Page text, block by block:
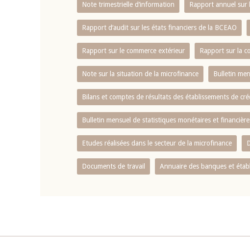
Note trimestrielle d‘information Rapport annuel sur
Rapport d‘audit sur les états financiers de la BCEAO
Rapport sur le commerce extérieur Rapport sur la
Note sur la situation de la microfinance Bulletin
Bilans et comptes de résultats des établissements de
Bulletin mensuel de statistiques monétaires et
Etudes réalisées dans le secteur de la microfinance
Documents de travail Annuaire des banques et